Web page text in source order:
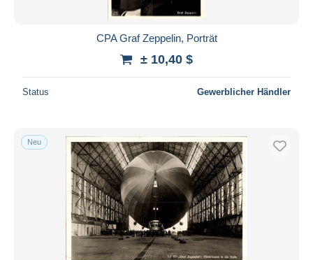
Bancontact
Wohnsitz des Verkäufers
Übernehmen
CPA Graf Zeppelin, Porträt
± 10,40 $
Status Gewerblicher Händler
Neu